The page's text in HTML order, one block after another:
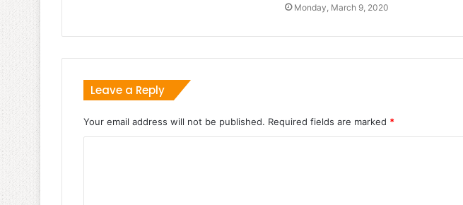
Monday, March 9, 2020
Leave a Reply
Your email address will not be published. Required fields are marked *